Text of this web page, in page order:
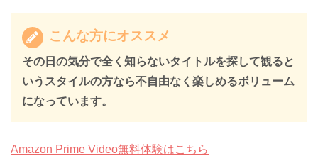
こんな方にオススメ
その日の気分で全く知らないタイトルを探して観ると
いうスタイルの方なら不自由なく楽しめるボリューム
になっています。
Amazon Prime Video無料体験はこちら